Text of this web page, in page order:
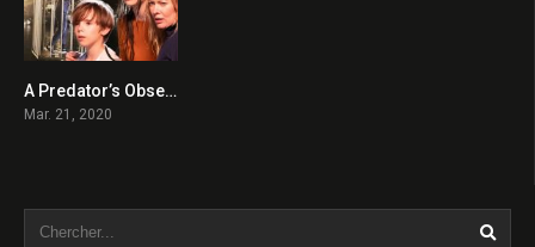
5.4A Predator’s Obsession 2020 en Streaming HD Gratuit !
Mar. 21, 2020